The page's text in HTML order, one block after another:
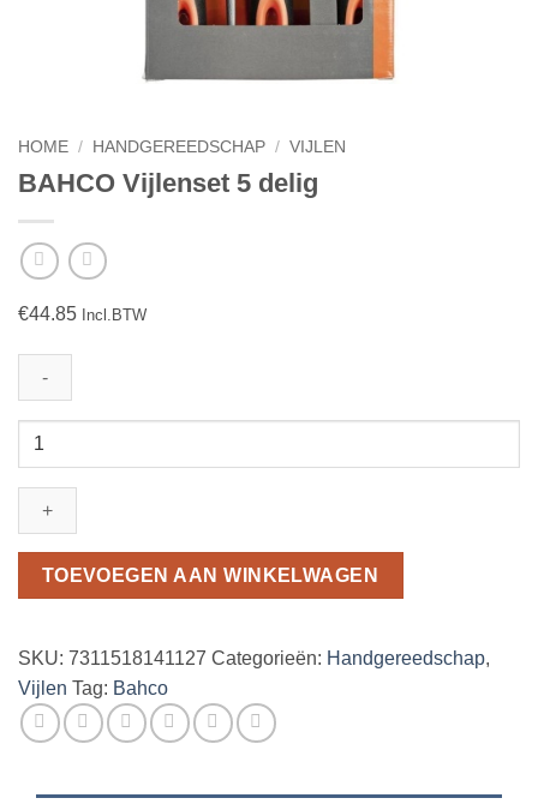
HOME / HANDGEREEDSCHAP / VIJLEN
BAHCO Vijlenset 5 delig
€44.85 Incl.BTW
BAHCO
5
delig
TOEVOEGEN AAN WINKELWAGEN
SKU: 7311518141127 Categorieën: Handgereedschap,
Vijlen Tag: Bahco